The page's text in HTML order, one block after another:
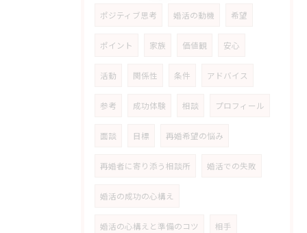
ポジティブ思考 婚活の動機 希望
ポイント 家族 価値観 安心
活動 関係性 条件 アドバイス
参考 成功体験 相談 プロフィール
面談 目標 再婚希望の悩み
再婚者に寄り添う相談所 婚活での失敗
婚活の成功の心構え
婚活の心構えと準備のコツ 相手